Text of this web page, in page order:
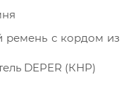
ремень с кордом из
DEPER (КНР)